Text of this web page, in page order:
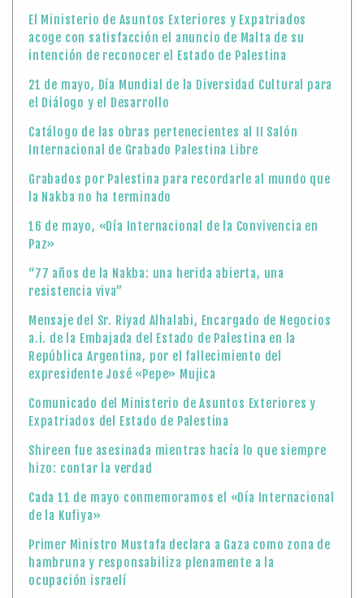
El Ministerio de Asuntos Exteriores y Expatriados
acoge con satisfacción el anuncio de Malta de su
intención de reconocer el Estado de Palestina
21 de mayo, Día Mundial de la Diversidad Cultural para
el Diálogo y el Desarrollo
Catálogo de las obras pertenecientes al II Salón
Internacional de Grabado Palestina Libre
Grabados por Palestina para recordarle al mundo que
la Nakba no ha terminado
16 de mayo, «Día Internacional de la Convivencia en
Paz»
“77 años de la Nakba: una herida abierta, una
resistencia viva”
Mensaje del Sr. Riyad Alhalabi, Encargado de Negocios
a.i. de la Embajada del Estado de Palestina en la
República Argentina, por el fallecimiento del
expresidente José «Pepe» Mujica
Comunicado del Ministerio de Asuntos Exteriores y
Expatriados del Estado de Palestina
Shireen fue asesinada mientras hacía lo que siempre
hizo: contar la verdad
Cada 11 de mayo conmemoramos el «Día Internacional
de la Kufiya»
Primer Ministro Mustafa declara a Gaza como zona de
hambruna y responsabiliza plenamente a la
ocupación israelí